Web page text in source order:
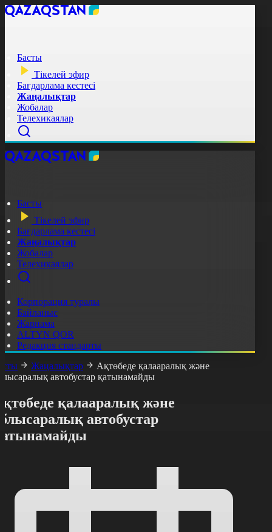
Басты
Тікелей эфир
Бағдарлама кестесі
Жаңалықтар
Жобалар
Телехикаялар
Басты
Тікелей эфир
Бағдарлама кестесі
Жаңалықтар
Жобалар
Телехикаялар
Корпорация туралы
Байланыс
Жарнама
ALTYN QOR
Редакция стандарты
Жаңалықтар
Ақтөбеде қалааралық және
автобустар қатынамайды
қалааралық және
автобустар